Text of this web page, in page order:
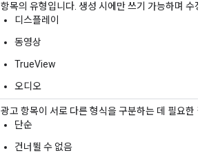
항목의 유형입니다. 생성 시에만 쓰기 가능하며 수정
디스플레이
동영상
TrueView
오디오
광고 항목이 서로 다른 형식을 구분하는 데 필요한 필
단순
건너뛸 수 없음